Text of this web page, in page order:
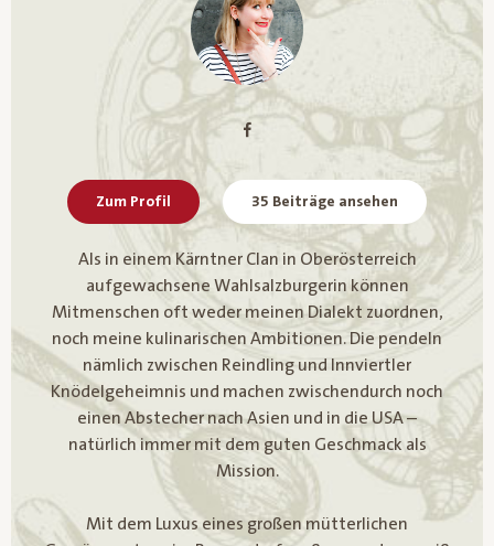
Zum Profil 35 Beiträge ansehen
Als in einem Kärntner Clan in Oberösterreich
aufgewachsene Wahlsalzburgerin können
Mitmenschen oft weder meinen Dialekt zuordnen,
noch meine kulinarischen Ambitionen. Die pendeln
nämlich zwischen Reindling und Innviertler
Knödelgeheimnis und machen zwischendurch noch
einen Abstecher nach Asien und in die USA –
natürlich immer mit dem guten Geschmack als
Mission.
Mit dem Luxus eines großen mütterlichen